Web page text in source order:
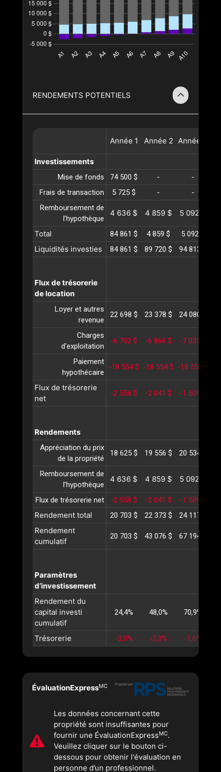
RENDEMENTS POTENTIELS
Année 1 Année 2 Année
Investissements
Mise de fonds 74 500 $ -
-
Frais de transaction
5 725 $ -
-
Remboursement de
l’hypothèque
4 636 $ 4 859 $ 5 092 $
Total 84 861 $ 4 859 $ 5 092 $
Liquidités investies 84 861 $ 89 720 $ 94 813 $
Flux de trésorerie
de location
Loyer et autres
revenue
22 698 $ 23 378 $ 24 080 $
Charges
d'exploitation
-6 702 $ -6 866 $ -7 035 $
Paiement
hypothécaire
-18 554 $ -18 554 $ -18 554 $
Flux de trésorerie
net
-2 558 $ -2 041 $ -1 509 $
Rendements
Appréciation du prix
de la propriété
18 625 $ 19 556 $ 20 534 $
Remboursement de
l’hypothèque
4 636 $ 4 859 $ 5 092 $
Flux de trésorerie net -2 558 $ -2 041 $ -1 509 $
Rendement total 20 703 $ 22 373 $ 24 117 $
Rendement
cumulatif
20 703 $ 43 076 $ 67 194 $
Paramètres
d’investissement
Rendement du
capital investi
cumulatif
24,4% 48,0% 70,9%
Trésorerie -3,0% -2,3% -1,6%
ÉvaluationExpressMC
Les données concernant cette
propriété sont insuffisantes pour
fournir une ÉvaluationExpressMC.
Veuillez cliquer sur le bouton ci-
dessous pour obtenir l'évaluation en
personne d’un professionnel.